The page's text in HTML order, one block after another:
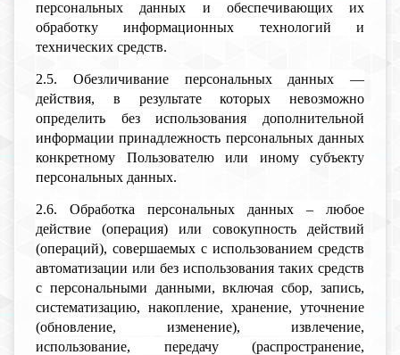
персональных данных и обеспечивающих их
обработку информационных технологий и
технических средств.
2.5. Обезличивание персональных данных —
действия, в результате которых невозможно
определить без использования дополнительной
информации принадлежность персональных данных
конкретному Пользователю или иному субъекту
персональных данных.
2.6. Обработка персональных данных – любое
действие (операция) или совокупность действий
(операций), совершаемых с использованием средств
автоматизации или без использования таких средств
с персональными данными, включая сбор, запись,
систематизацию, накопление, хранение, уточнение
(обновление, изменение), извлечение,
использование, передачу (распространение,